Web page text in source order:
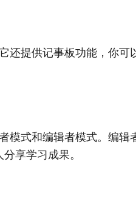
提供记事板功能，你
式和编辑者模式。编
享学习成果。